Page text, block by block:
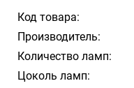
Код товара:
Производитель:
Количество ламп:
Цоколь ламп: